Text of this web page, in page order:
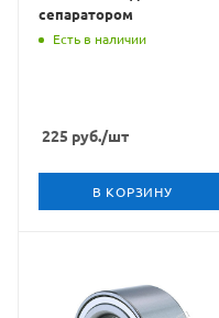
сепаратором
Есть в наличии
225 руб./шт
В КОРЗИНУ